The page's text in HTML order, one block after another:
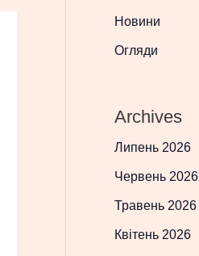
Новини
Огляди
Archives
Липень 2026
Червень 2026
Травень 2026
Квітень 2026